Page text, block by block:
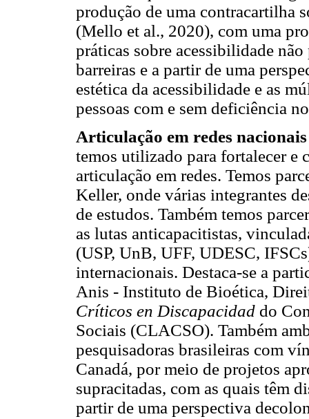
produção de uma contracartilha
(Mello et al., 2020), com uma
práticas sobre acessibilidade
barreiras e a partir de uma
estética da acessibilidade e as
pessoas com e sem deficiência
Articulação em redes
temos utilizado para fortalecer e
articulação em redes. Temos
Keller, onde várias integrantes
de estudos. Também temos
as lutas anticapacitistas,
(USP, UnB, UFF, UDESC,
internacionais. Destaca-se a
Anis - Instituto de Bioética,
Críticos en Discapacidad do
Sociais (CLACSO). Também
pesquisadoras brasileiras com
Canadá, por meio de projetos
supracitadas, com as quais têm
partir de uma perspectiva